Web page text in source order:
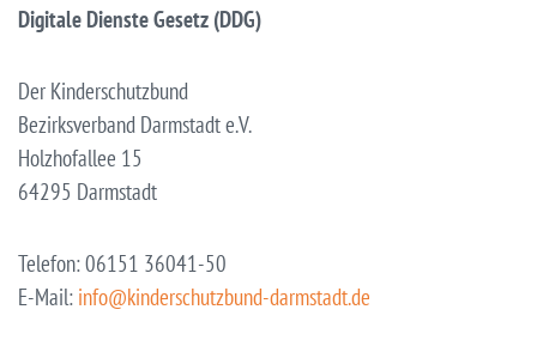
Digitale Dienste Gesetz (DDG)
Der Kinderschutzbund
Bezirksverband Darmstadt e.V.
Holzhofallee 15
64295 Darmstadt
Telefon: 06151 36041-50
E-Mail: info@kinderschutzbund-darmstadt.de